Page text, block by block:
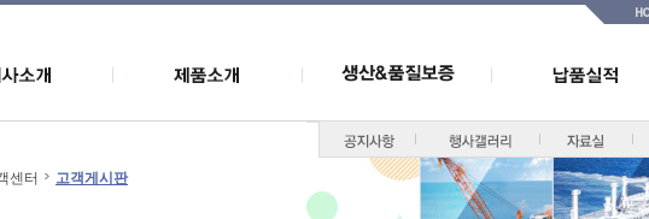
센터 고객게시판